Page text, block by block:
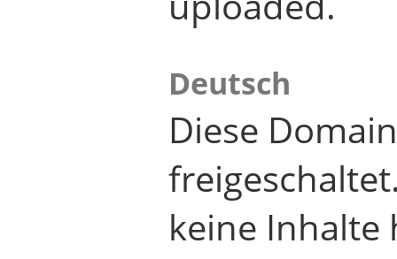
Deutsch
Diese
keine Inhalte